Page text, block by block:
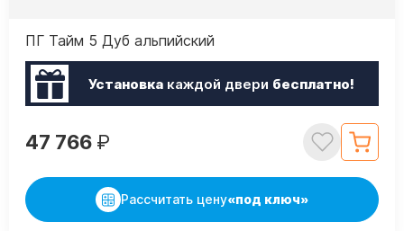
ПГ Тайм 5 Дуб альпийский
Установкакаждой двери бесплатно!
47 766 ₽
Рассчитать цену«под ключ»